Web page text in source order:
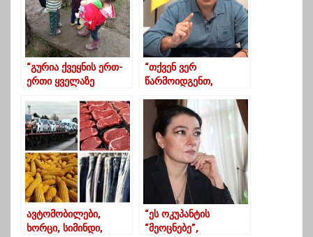
“გურია ქვეყნის ერთ-
ერთი ყველაზე
ვაგროვებთ
ტანსაცმელს და
ყველაფერს რაც
გამოადგებათ”
“თქვენ ვერ
წარმოიდგენთ,
მოგივიდათ დღეს და
როგორ დამარცხდით”
ავტომობილები,
ხორცი, სიმინდი,
“ეს ოკუპანტის
“მეოცნებე”,